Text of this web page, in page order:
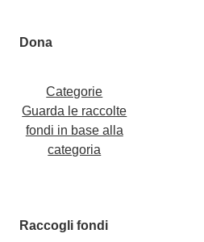
Dona
Categorie
Guarda le raccolte
fondi in base alla
categoria
Raccogli fondi